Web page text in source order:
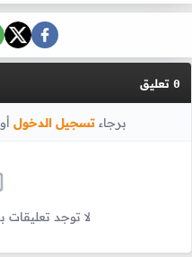
0 تعليق
برجاءتسجيل الدخول
لا توجد